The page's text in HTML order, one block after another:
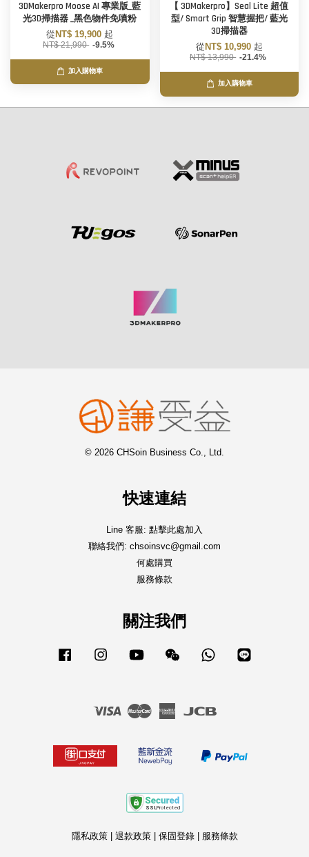
3DMakerpro Moose AI 專業版_藍
光3D掃描器 _黑色物件免噴粉
從 NT$ 19,900 起
NT$ 21,990 -9.5%
加入購物車
【 3DMakerpro】Seal Lite 超值
型/ Smart Grip 智慧握把/ 藍光
3D掃描器
從 NT$ 10,990 起
NT$ 13,990 -21.4%
加入購物車
© 2026 CHSoin Business Co., Ltd.
快速連結
Line 客服: 點擊此處加入
聯絡我們: chsoinsvc@gmail.com
何處購買
服務條款
關注我們
Facebook Instagram YouTube Wechat Whatsapp
Visa Master
American
隱私政策| 退款政策| 保固登錄| 服務條款